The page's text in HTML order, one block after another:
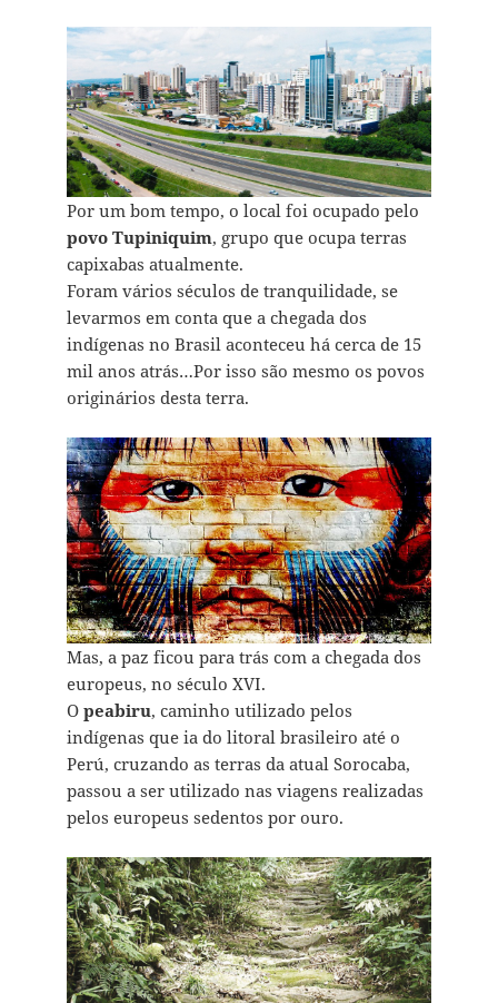
Por um bom tempo, o local foi ocupado pelo
povo Tupiniquim, grupo que ocupa terras
capixabas atualmente.
Foram vários séculos de tranquilidade, se
levarmos em conta que a chegada dos
indígenas no Brasil aconteceu há cerca de 15
mil anos atrás…Por isso são mesmo os povos
originários desta terra.
Mas, a paz ficou para trás com a chegada dos
europeus, no século XVI.
O peabiru, caminho utilizado pelos
indígenas que ia do litoral brasileiro até o
Perú, cruzando as terras da atual Sorocaba,
passou a ser utilizado nas viagens realizadas
pelos europeus sedentos por ouro.